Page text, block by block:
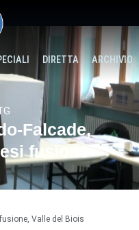
DIRETTA ARCHIVIO
Falcade,
fusione
Valle del Biois